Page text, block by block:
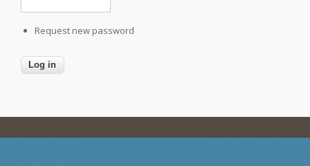
Request new password